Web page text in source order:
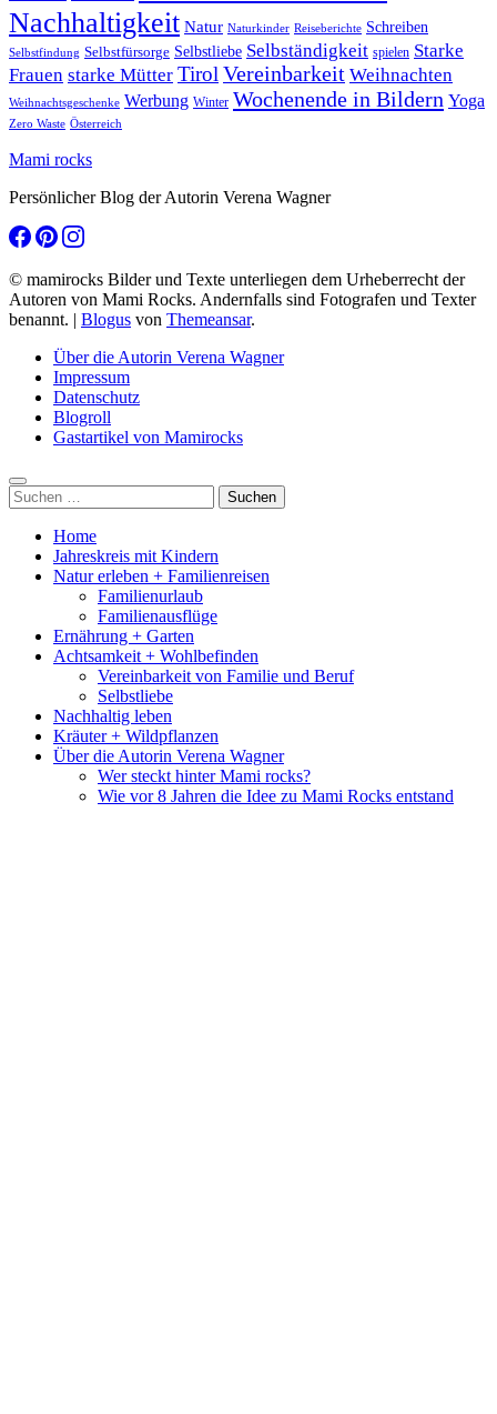
Nachhaltigkeit Natur Naturkinder Reiseberichte Schreiben
Selbstfindung Selbstfürsorge Selbstliebe Selbständigkeit spielen Starke
Frauen starke Mütter TirolVereinbarkeit Weihnachten
Weihnachtsgeschenke Werbung Winter Wochenende in Bildern Yoga
Zero Waste Österreich
Mami rocks
Persönlicher Blog der Autorin Verena Wagner
© mamirocks Bilder und Texte unterliegen dem Urheberrecht der
Autoren von Mami Rocks. Andernfalls sind Fotografen und Texter
benannt. | Blogus von Themeansar.
Über die Autorin Verena Wagner
Impressum
Datenschutz
Blogroll
Gastartikel von Mamirocks
Suchen
nach:
Home
Jahreskreis mit Kindern
Natur erleben + Familienreisen
Familienurlaub
Familienausflüge
Ernährung + Garten
Achtsamkeit + Wohlbefinden
Vereinbarkeit von Familie und Beruf
Selbstliebe
Nachhaltig leben
Kräuter + Wildpflanzen
Über die Autorin Verena Wagner
Wer steckt hinter Mami rocks?
Wie vor 8 Jahren die Idee zu Mami Rocks entstand